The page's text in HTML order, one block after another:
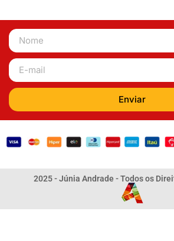
Enviar
2025 - Júnia Andrade - Todos os